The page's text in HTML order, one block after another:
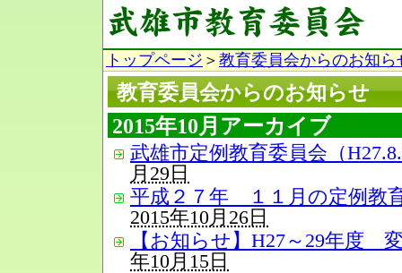
トップページ ＞ 教育委員会からのお知ら
教育委員会からのお知らせ
2015年10月アーカイブ
武雄市定例教育委員会（
月29日
平成２７年 １１月の定例教
2015年10月26日
【お知らせ】H27～29年度
年10月15日